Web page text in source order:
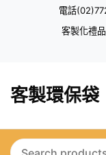
電話
客製化禮
客製環保袋